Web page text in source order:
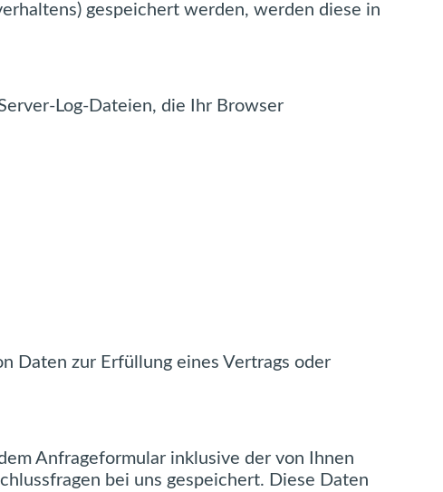
gespeichert werden, werden diese in
Log-Dateien, die Ihr Browser
Daten zur Erfüllung eines Vertrags oder
Anfrageformular inklusive der von Ihnen
bei uns gespeichert. Diese Daten